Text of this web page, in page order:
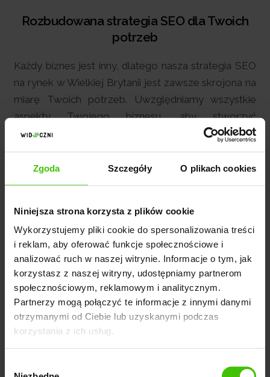
Zgoda Szczegóły O plikach cookies
Niniejsza strona korzysta z plików cookie
Wykorzystujemy pliki cookie do spersonalizowania treści
i reklam, aby oferować funkcje społecznościowe i
analizować ruch w naszej witrynie. Informacje o tym, jak
korzystasz z naszej witryny, udostępniamy partnerom
społecznościowym, reklamowym i analitycznym.
Partnerzy mogą połączyć te informacje z innymi danymi
otrzymanymi od Ciebie lub uzyskanymi podczas
korzystania z ich usług.
dla Twoich
strategia SEO
skrojona na
wszystkie
aby stworzyć
tylko poprawi
ale również
się na
analizujemy
w rozwoju
pewność, że
przemyślana i
firmy.
Szkolenia
Inwestując w
brytyjskim rynku, zyskujesz
szkoleń z różnych obszarów
nas, na szkoleniach
tajniki budowania marki
zgłębisz AI marketing od
szerokie wody promocji
Brytanii. Efekt? Lepiej
efektywnej reklamie biznesu
(UK).